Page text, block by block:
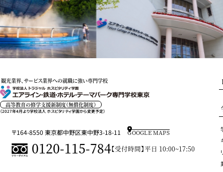
観光業界、サービス業界への就職に強い専門学校
高等教育の修学支援新制度（無償化制度）
（2027年4月より学校法人 ホスピタリティ学園から変更予定）
〒164-8550 東京都中野区東中野3-18-11 GOOGLE MAPS
0120-115-784【受付時間】平日 10:00~17:50